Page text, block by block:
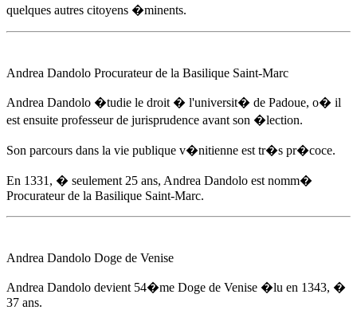
quelques autres citoyens �minents.
Andrea Dandolo Procurateur de la Basilique Saint-Marc
Andrea Dandolo �tudie le droit � l'universit� de Padoue, o� il
est ensuite professeur de jurisprudence avant son �lection.
Son parcours dans la vie publique v�nitienne est tr�s pr�coce.
En 1331 , � seulement 25 ans, Andrea Dandolo est nomm�
Procurateur de la Basilique Saint-Marc.
Andrea Dandolo Doge de Venise
Andrea Dandolo devient 54�me Doge de Venise �lu en 1343, �
37 ans.